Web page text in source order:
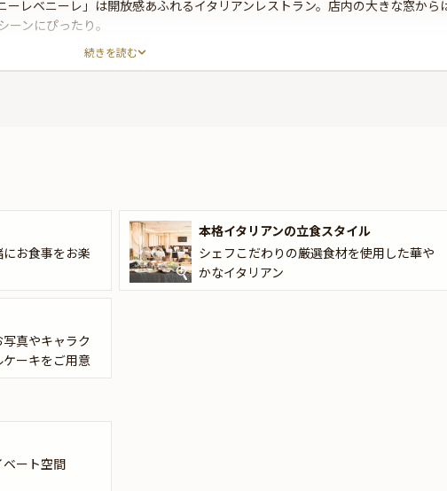
レベニーレ」は開放感あふれるイタリアンレストラン。店内の大きな窓から
ンにぴったり。
ンの立食スタイル。長年にわたって多くの著名人に愛されてきたレストランのシ
ンがより盛り上がること間違いありません。
しみいただけます。
くのお客様の幸せな一日のお手伝いをしてきた「ベニーレベニーレ 新宿」だか
様の大切なお祝いのひとときをサポートいたします。
続きを読む
お食事をお楽
本格イタリアンの立食スタイル
シェフこだわりの厳選食材を使用した華や
かなイタリアン
真やキャラク
ーキをご用意
ート空間